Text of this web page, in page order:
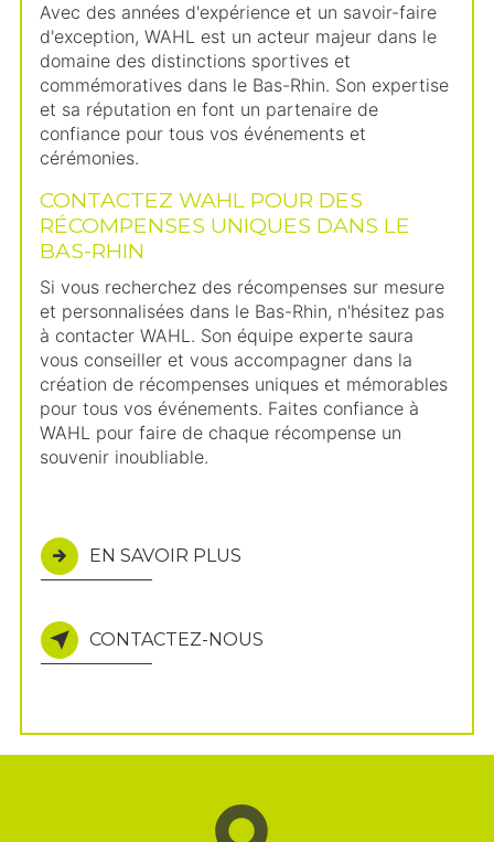
Avec des années d'expérience et un savoir-faire
d'exception, WAHL est un acteur majeur dans le
domaine des distinctions sportives et
commémoratives dans le Bas-Rhin. Son expertise
et sa réputation en font un partenaire de
confiance pour tous vos événements et
cérémonies.
CONTACTEZ WAHL POUR DES
RÉCOMPENSES UNIQUES DANS LE
BAS-RHIN
Si vous recherchez des récompenses sur mesure
et personnalisées dans le Bas-Rhin, n'hésitez pas
à contacter WAHL. Son équipe experte saura
vous conseiller et vous accompagner dans la
création de récompenses uniques et mémorables
pour tous vos événements. Faites confiance à
WAHL pour faire de chaque récompense un
souvenir inoubliable.
EN SAVOIR PLUS
CONTACTEZ-NOUS